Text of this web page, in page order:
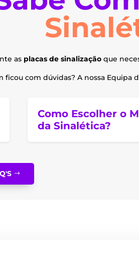
the
product
page
as placas de sinalização que
ficou com dúvidas? A nossa Equipa
Como Escolher o
da Sinalética?